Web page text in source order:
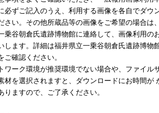
必ずご記入のうえ、利用する画像を各自でダウ
さい。その他所蔵品等の画像をご希望の場合は
乗谷朝倉氏遺跡博物館に連絡して、画像利用の
します。詳細は福井県立一乗谷朝倉氏遺跡博物
ご確認ください。
ワーク環境が推奨環境でない場合や、ファイル
材を選択されますと、ダウンロードにお時間が
りますので、ご了承ください。